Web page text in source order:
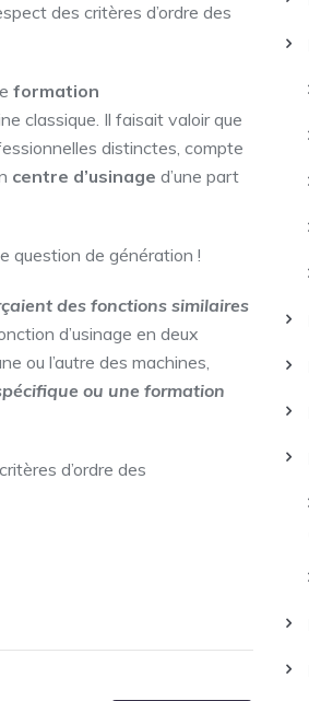
des critères d’ordre des
formation
classique. Il faisait valoir que
distinctes, compte
centre d’usinage d’une part
question de génération !
des fonctions similaires
d’usinage en deux
ou l’autre des machines,
ou une formation
d’ordre des